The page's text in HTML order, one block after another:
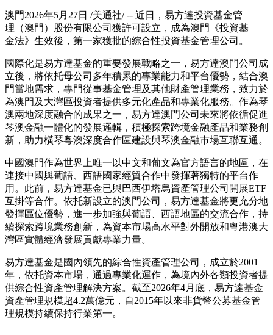
PRNewswire
易方達基金澳門公司獲批設立
Publish date: 27 May 2026
理（澳門）股份有限公司獲許可設立，成為澳門《投資基
金法》生效後，第一家獲批的綜合性投資基金管理公司。
國際化是易方達基金的重要發展戰略之一，易方達澳門公司成
立後，將依托母公司多年積累的專業能力和平台優勢，結合澳
門當地需求，專門從事基金管理及其他財產管理業務，致力於
為澳門及大灣區投資者提供多元化產品和專業化服務。作為琴
琴澳金融一體化的發展邏輯，積極探索跨境金融產品和業務創
新，助力橫琴粵澳深度合作區建設與琴澳金融市場互聯互通。
中國澳門作為世界上唯一以中文和葡文為官方語言的地區，在
連接中國與葡語、西語國家經貿合作中發揮著獨特的平台作